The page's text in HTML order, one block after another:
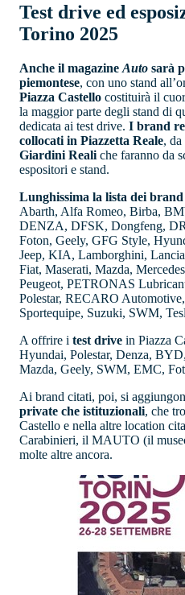
Test drive ed
Torino 2025
Anche il magazine Auto sarà
piemontese, con uno stand
Piazza Castello costituirà il
la maggior parte degli stand di
dedicata ai test drive. I brand
collocati in Piazzetta Reale,
Giardini Reali che faranno da
espositori e stand.
Lunghissima la lista dei
Abarth, Alfa Romeo, Birba,
DENZA, DFSK, Dongfeng,
Foton, Geely, GFG Style,
Jeep, KIA, Lamborghini,
Fiat, Maserati, Mazda,
Peugeot, PETRONAS
Polestar, RECARO
Sportequipe, Suzuki, SWM,
A offrire i test drive in Piazza
Hyundai, Polestar, Denza,
Mazda, Geely, SWM, EMC,
Ai brand citati, poi, si
private che istituzionali, che
Castello e nella altre location
Carabinieri, il MAUTO (il
molte altre ancora.